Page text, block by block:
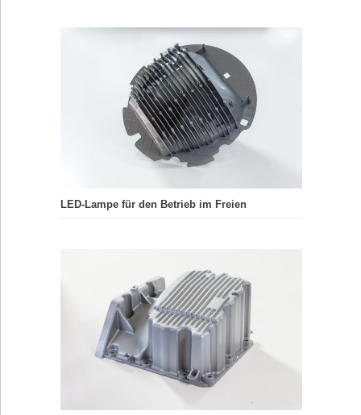
LED-Lampe für den Betrieb im Freien